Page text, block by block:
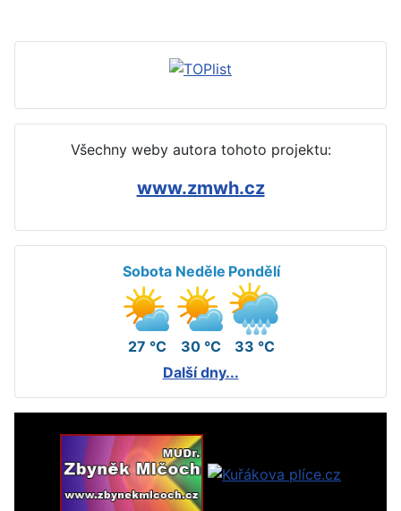
Všechny weby autora tohoto projektu:
www.zmwh.cz
Sobota
27 °C
Neděle
30 °C
Pondělí
33 °C
Další dny...